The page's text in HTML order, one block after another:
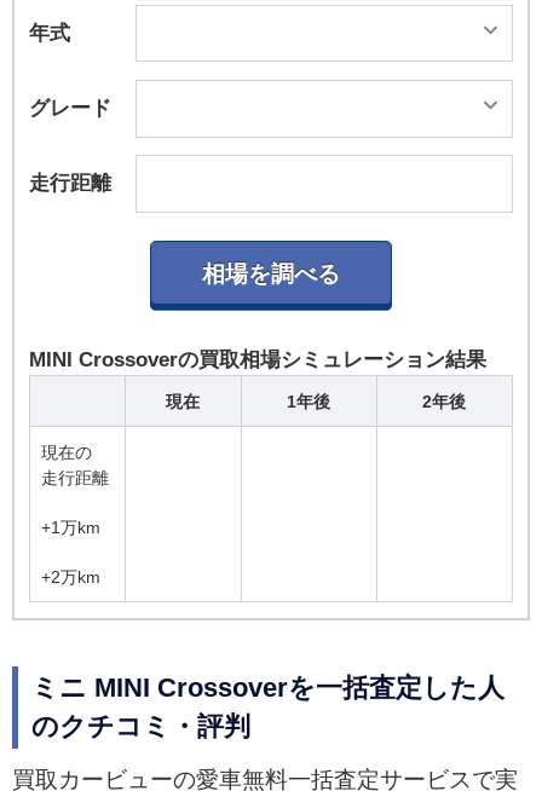
年式
グレード
走行距離
MINI Crossoverの買取相場シミュレーション結果
現在 1年後 2年後
現在の
走行距離
+1万km
+2万km
ミニ MINI Crossoverを一括査定した人
のクチコミ・評判
買取カービューの愛車無料一括査定サービスで実